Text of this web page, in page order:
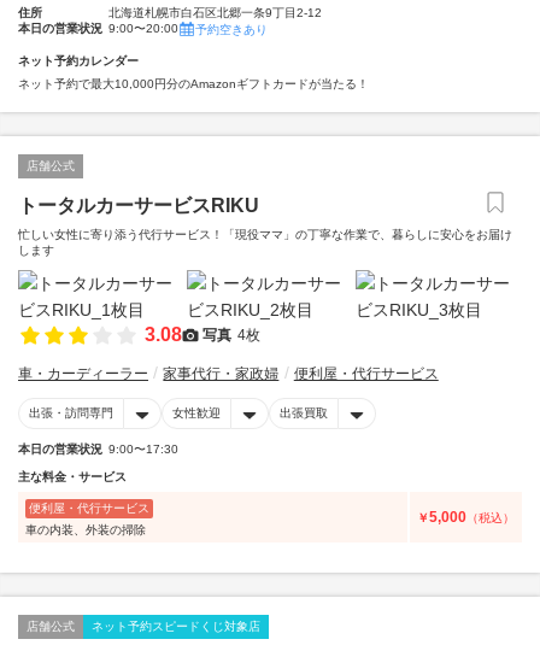
住所
北海道札幌市白石区北郷一条9丁目2-12
本日の営業状況 9:00〜20:00 予約空きあり
ネット予約カレンダー
ネット予約で最大10,000円分のAmazonギフトカードが当たる！
店舗公式
トータルカーサービスRIKU
忙しい女性に寄り添う代行サービス！「現役ママ」の丁寧な作業で、暮らしに安心をお届け
します
3.08 写真 4枚
車・カーディーラー 家事代行・家政婦 便利屋・代行サービス
出張・訪問専門 女性歓迎 出張買取
本日の営業状況 9:00〜17:30
主な料金・サービス
便利屋・代行サービス
車の内装、外装の掃除
￥5,000 （税込）
店舗公式 ネット予約スピードくじ対象店